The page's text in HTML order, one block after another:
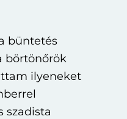
büntetés
börtönőrök
ilyeneket
szadista